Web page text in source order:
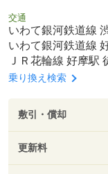
交通
いわて銀河鉄道線
いわて銀河鉄道線
ＪＲ花輪線 好摩駅
乗り換え検索
敷引・償却
更新料